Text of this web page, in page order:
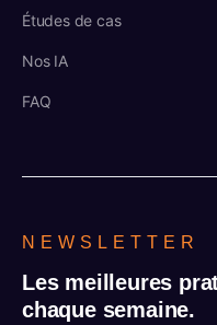
Études de cas
Nos IA
FAQ
NEWSLETTER
Les meilleures
chaque semaine.